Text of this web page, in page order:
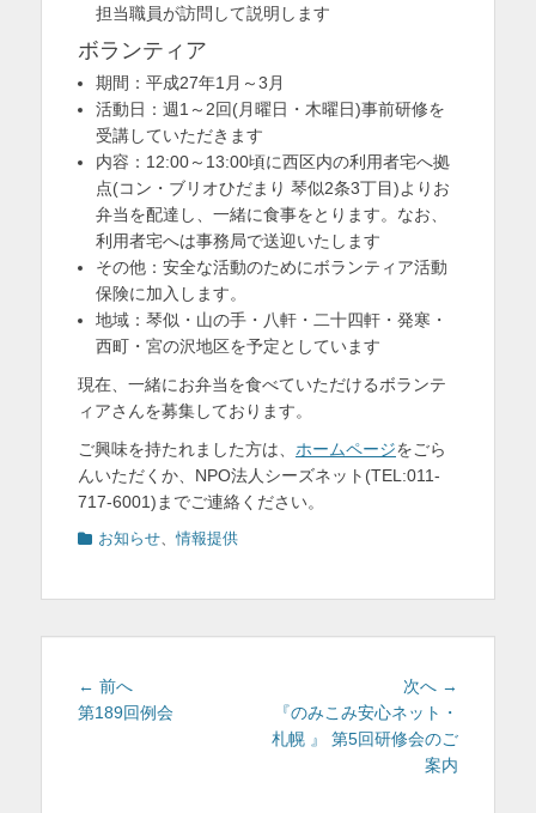
担当職員が訪問して説明します
ボランティア
期間：平成27年1月～3月
活動日：週1～2回(月曜日・木曜日)事前研修を
受講していただきます
内容：12:00～13:00頃に西区内の利用者宅へ拠
点(コン・ブリオひだまり 琴似2条3丁目)よりお
弁当を配達し、一緒に食事をとります。なお、
利用者宅へは事務局で送迎いたします
その他：安全な活動のためにボランティア活動
保険に加入します。
地域：琴似・山の手・八軒・二十四軒・発寒・
西町・宮の沢地区を予定としています
現在、一緒にお弁当を食べていただけるボランテ
ィアさんを募集しております。
ご興味を持たれました方は、 ホームページをごら
んいただくか、NPO法人シーズネット(TEL:011-
717-6001)までご連絡ください。
カ お知らせ、情報提供
投
稿
← 前へ
の
第189回例会
次へ →
投
『のみこみ安心ネット・
札幌 』 第5回研修会のご
案内